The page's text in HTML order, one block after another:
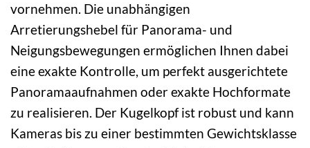
vornehmen. Die unabhängigen
Arretierungshebel für Panorama- und
Neigungsbewegungen ermöglichen Ihnen dabei
eine exakte Kontrolle, um perfekt ausgerichtete
Panoramaaufnahmen oder exakte Hochformate
zu realisieren. Der Kugelkopf ist robust und kann
Kameras bis zu einer bestimmten Gewichtsklasse